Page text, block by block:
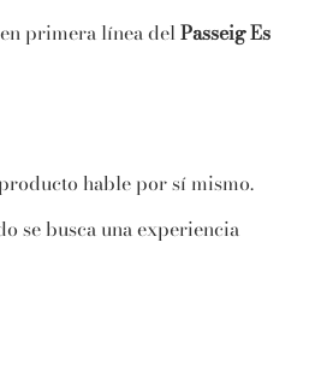
primera línea del Passeig Es
hable por sí mismo.
se busca una experiencia